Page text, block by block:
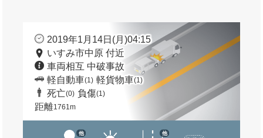
2019年1月14日(月)04:15
いすみ市中原 付近
車両相互 中破事故
軽自動車(1) 軽貨物車(1)
死亡(0) 負傷(1)
距離1761m
他 他